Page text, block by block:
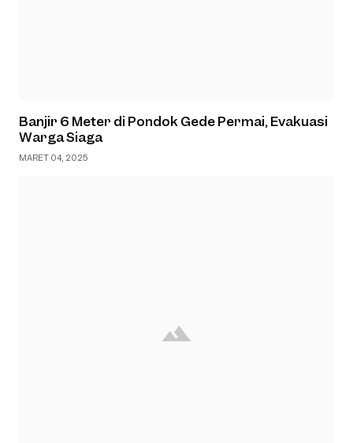
Banjir 6 Meter di Pondok Gede Permai, Evakuasi
Warga Siaga
MARET 04, 2025